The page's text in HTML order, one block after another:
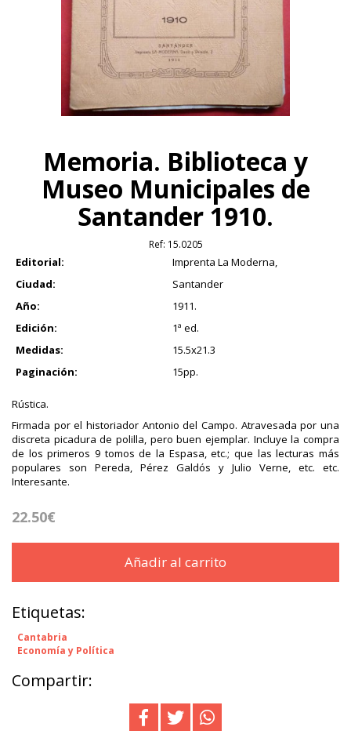
Memoria. Biblioteca y
Museo Municipales de
Santander 1910.
Ref: 15.0205
Editorial:
Imprenta La Moderna,
Ciudad:
Santander
Año:
1911.
Edición:
1ª ed.
Medidas:
15.5x21.3
Paginación:
15pp.
Rústica.
Firmada por el historiador Antonio del Campo. Atravesada por una
discreta picadura de polilla, pero buen ejemplar. Incluye la compra
de los primeros 9 tomos de la Espasa, etc.; que las lecturas más
populares son Pereda, Pérez Galdós y Julio Verne, etc. etc.
Interesante.
22.50€
Añadir al carrito
Etiquetas:
Cantabria
Economía y Política
Compartir: